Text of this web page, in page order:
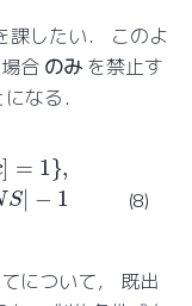
課したい． このよ
合 のみ を禁止す
なる．
(8)
, c]≤|A
について， 既出